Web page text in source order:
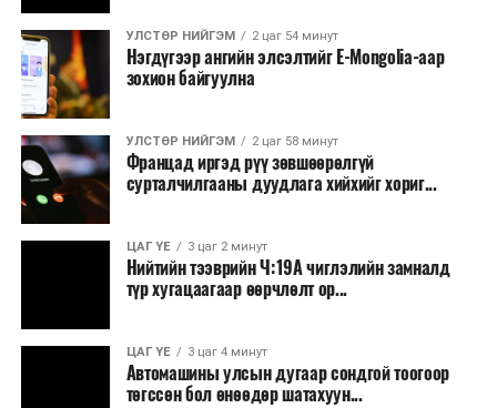
Зайлшгүй шаардлагагүй тоног төхөөрөмж,
тавилга, автомашин худалдан авах;
Батлан хамгаалах, хууль зүйн салбараас бусад
сургалт, дадлага;
Хуулиар заавал мэдээлэхээс бусад кино,
контент, хэвлэлийн зардал;
Заавал олгохоос бусад тэтгэмж, урамшуулал.
Санхүүгийн хэмнэлтийн горимыг 2026 оны
арванхоёрдугаар сарын 31 хүртэл мөрдөнө. Харин
хамрагдахгүй бөгөөд цэцэрлэг, сургуулийн хүүхдийн
эрт илрүүлэг, вакцинжуулалт, томуу, томуу төст
өвчний эсрэг арга хэмжээ зэрэг зайлшгүй
УЛСТӨР НИЙГЭМ 2 цаг 54 минут
Нэгдүгээр ангийн элсэлтийг E-Mongolia-аар
зохион байгуулна
УЛСТӨР НИЙГЭМ 2 цаг 58 минут
Францад иргэд рүү зөвшөөрөлгүй
сурталчилгааны дуудлага хийхийг хориг...
ЦАГ ҮЕ 3 цаг 2 минут
Нийтийн тээврийн Ч:19А чиглэлийн замналд
түр хугацаагаар өөрчлөлт ор...
ЦАГ ҮЕ 3 цаг 4 минут
Автомашины улсын дугаар сондгой тоогоор
төгссөн бол өнөөдөр шатахуун...